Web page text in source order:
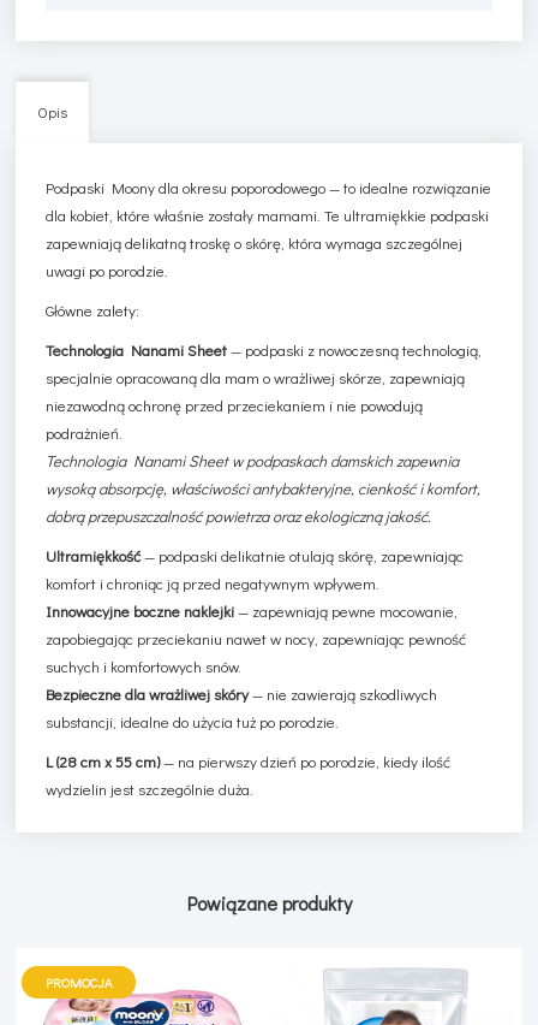
Opis
Podpaski Moony dla okresu poporodowego — to idealne rozwiązanie
dla kobiet, które właśnie zostały mamami. Te ultramiękkie podpaski
zapewniają delikatną troskę o skórę, która wymaga szczególnej
uwagi po porodzie.
Główne zalety:
Technologia Nanami Sheet— podpaski z nowoczesną technologią,
specjalnie opracowaną dla mam o wrażliwej skórze, zapewniają
niezawodną ochronę przed przeciekaniem i nie powodują
podrażnień.
Technologia Nanami Sheet w podpaskach damskich zapewnia
wysoką absorpcję, właściwości antybakteryjne, cienkość i komfort,
dobrą przepuszczalność powietrza oraz ekologiczną jakość.
Ultramiękkość— podpaski delikatnie otulają skórę, zapewniając
komfort i chroniąc ją przed negatywnym wpływem.
Innowacyjne boczne naklejki— zapewniają pewne mocowanie,
zapobiegając przeciekaniu nawet w nocy, zapewniając pewność
suchych i komfortowych snów.
Bezpieczne dla wrażliwej skóry— nie zawierają szkodliwych
substancji, idealne do użycia tuż po porodzie.
L (28 cm x 55 cm)— na pierwszy dzień po porodzie, kiedy ilość
wydzielin jest szczególnie duża.
Powiązane produkty
PROMOCJA